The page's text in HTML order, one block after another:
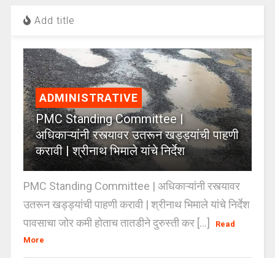
Add title
ADMINISTRATIVE
PMC Standing Committee |
अधिकाऱ्यांनी रस्त्यावर उतरून खड्ड्यांची पाहणी
करावी | श्रीनाथ भिमाले यांचे निर्देश
PMC Standing Committee | अधिकाऱ्यांनी रस्त्यावर
उतरून खड्ड्यांची पाहणी करावी | श्रीनाथ भिमाले यांचे निर्देश
पावसाचा जोर कमी होताच तातडीने दुरुस्ती कर [...]
Read
More